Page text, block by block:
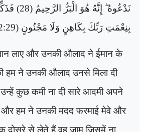
نَدْعُوهُ ۖ إِنَّهُ هُوَ
بِنِعْمَتِ رَبِّكَ بِكَاهِنٍ وَلَا مَجْنُونٍ (52:29
लाए और उनकी औलाद ने ईमान के
हम ने उनकी औलाद उनसे मिला दी
कुछ कमी ना दी सारे आदमी अपने
और हम ने उनकी मदद फरमाई मेवे और